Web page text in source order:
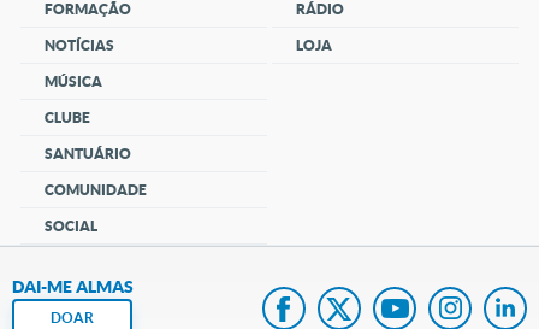
FORMAÇÃO
NOTÍCIAS
MÚSICA
CLUBE
SANTUÁRIO
COMUNIDADE
SOCIAL
RÁDIO
LOJA
DAI-ME ALMAS
DOAR